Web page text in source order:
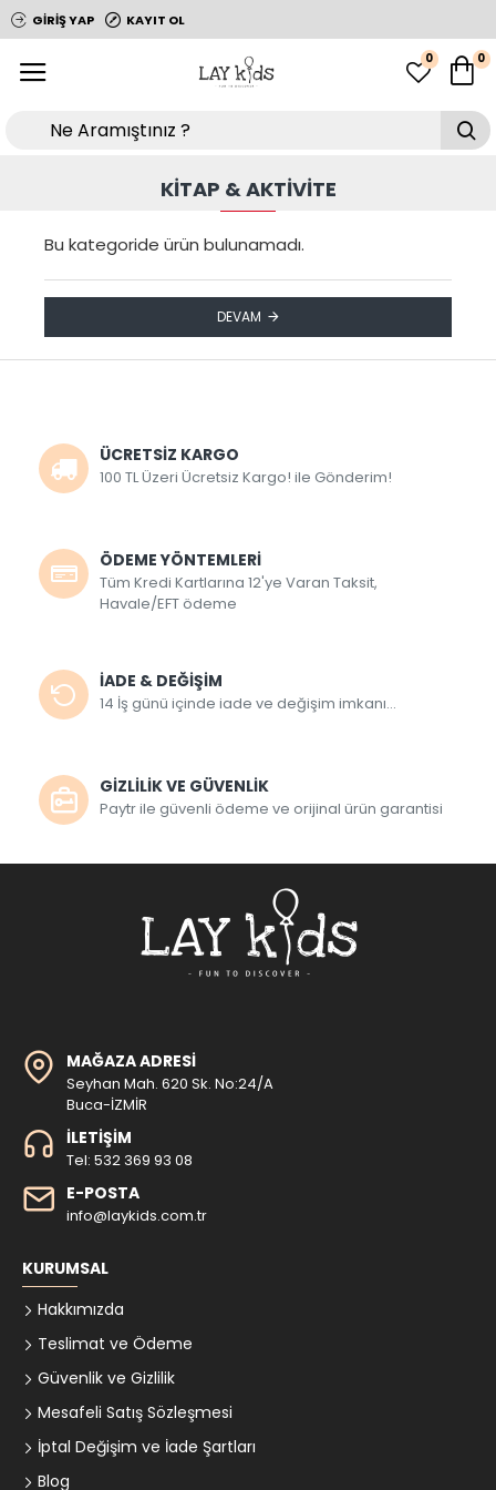
GIRIŞ YAP KAYIT OL
0 0
KITAP & AKTIVITE
Bu kategoride ürün bulunamadı.
DEVAM
ÜCRETSİZ KARGO
100 TL Üzeri Ücretsiz Kargo! ile Gönderim!
ÖDEME YÖNTEMLERİ
Tüm Kredi Kartlarına 12'ye Varan Taksit,
Havale/EFT ödeme
İADE & DEĞİŞİM
14 İş günü içinde iade ve değişim imkanı...
GİZLİLİK VE GÜVENLİK
Paytr ile güvenli ödeme ve orijinal ürün garantisi
MAĞAZA ADRESI
Seyhan Mah. 620 Sk. No:24/A
Buca-İZMİR
İLETIŞIM
Tel: 532 369 93 08
E-POSTA
info@laykids.com.tr
KURUMSAL
Hakkımızda
Teslimat ve Ödeme
Güvenlik ve Gizlilik
Mesafeli Satış Sözleşmesi
İptal Değişim ve İade Şartları
Blog